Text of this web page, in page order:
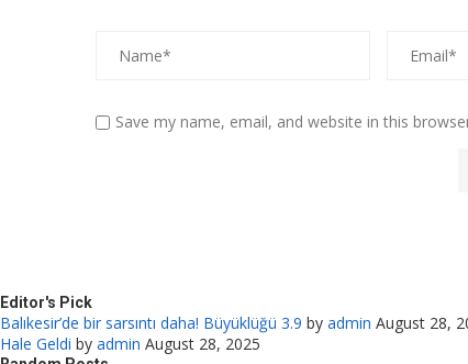
Save my name, email, and website in this
Editor's Pick
Balıkesir’de bir sarsıntı daha! Büyüklüğü 3.9 by admin August 28,
Hale Geldi by admin August 28, 2025